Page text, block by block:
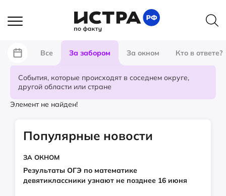
Все За забором За окном Кто в ответе?
События, которые происходят в соседнем округе,
другой области или стране
Элемент не найден!
Популярные новости
ЗА ОКНОМ
Результаты ОГЭ по математике
девятиклассники узнают не позднее 16 июня